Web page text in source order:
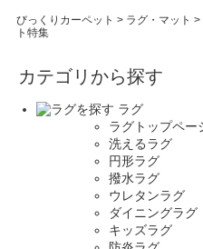
びっくりカーペット > ラグ・マット >
ト特集
カテゴリから探す
ラグ
ラグトップペー
洗えるラグ
円形ラグ
撥水ラグ
ウレタンラグ
ダイニングラグ
キッズラグ